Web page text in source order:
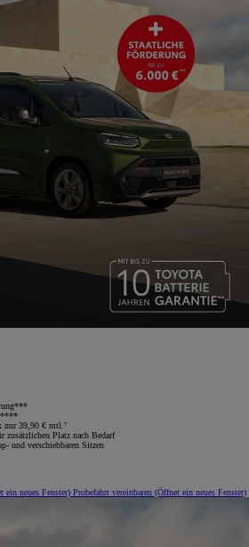
nur 39,90 € mtl.⁷
zusätzlichen Platz nach Bedarf
und verschiebbaren Sitzen
ein neues Fenster) Probefahrt vereinbaren (Öffnet ein neues Fenster)